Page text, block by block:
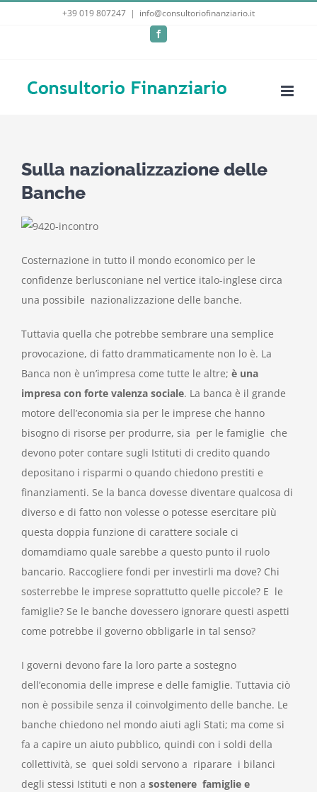
+39 019 807247 | info@consultoriofinanziario.it
Facebook
Sulla nazionalizzazione delle
Banche
Costernazione in tutto il mondo economico per le
confidenze berlusconiane nel vertice italo-inglese circa
una possibile nazionalizzazione delle banche.
Tuttavia quella che potrebbe sembrare una semplice
provocazione, di fatto drammaticamente non lo è. La
Banca non è un’impresa come tutte le altre; è una
impresa con forte valenza sociale. La banca è il grande
motore dell’economia sia per le imprese che hanno
bisogno di risorse per produrre, sia per le famiglie che
devono poter contare sugli Istituti di credito quando
depositano i risparmi o quando chiedono prestiti e
finanziamenti. Se la banca dovesse diventare qualcosa di
diverso e di fatto non volesse o potesse esercitare più
questa doppia funzione di carattere sociale ci
domamdiamo quale sarebbe a questo punto il ruolo
bancario. Raccogliere fondi per investirli ma dove? Chi
sosterrebbe le imprese soprattutto quelle piccole? E le
famiglie? Se le banche dovessero ignorare questi aspetti
come potrebbe il governo obbligarle in tal senso?
I governi devono fare la loro parte a sostegno
dell’economia delle imprese e delle famiglie. Tuttavia ciò
non è possibile senza il coinvolgimento delle banche. Le
banche chiedono nel mondo aiuti agli Stati; ma come si
fa a capire un aiuto pubblico, quindi con i soldi della
collettività, se quei soldi servono a riparare i bilanci
degli stessi Istituti e non a sostenere famiglie e